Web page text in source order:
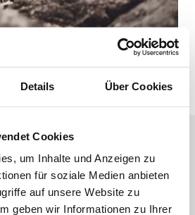
Details Über Cookies
Cookies
um Inhalte und Anzeigen zu
für soziale Medien anbieten
auf unsere Website zu
geben wir Informationen zu Ihrer